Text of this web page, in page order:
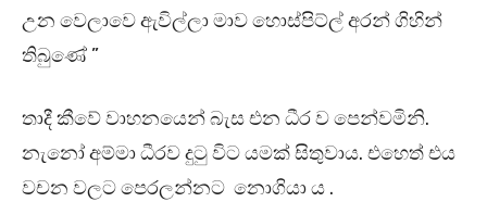
උන වෙලාවෙ ඇවිල්ලා මාව හොස්පිට්ල් අරන් ගිහින්
තිබුණේ ”
තාදී කීවේ වාහනයෙන් බැස එන ධීර ව පෙන්වමිනි.
නැනෝ අම්මා ධීරව දුටු විට යමක් සිතුවාය. එහෙත් එය
වචන වලට පෙරලන්නට නොගියා ය .